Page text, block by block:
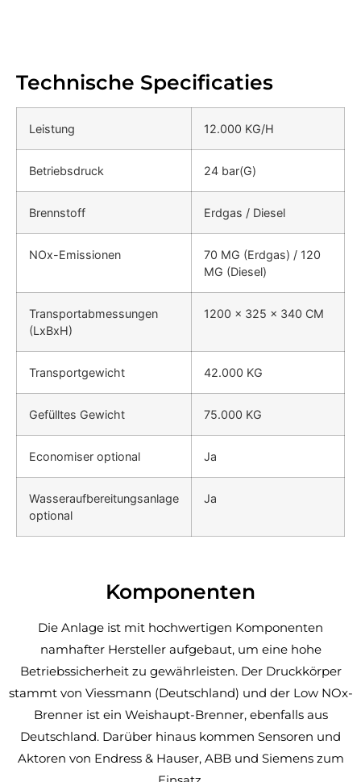
Technische Specificaties
Leistung 12.000 KG/H
Betriebsdruck 24 bar(G)
Brennstoff Erdgas / Diesel
NOx-Emissionen
70 MG (Erdgas) / 120
MG (Diesel)
Transportabmessungen
(LxBxH)
1200 x 325 x 340 CM
Transportgewicht 42.000 KG
Gefülltes Gewicht 75.000 KG
Economiser optional Ja
Wasseraufbereitungsanlage
optional
Ja
Komponenten
Die Anlage ist mit hochwertigen Komponenten
namhafter Hersteller aufgebaut, um eine hohe
Betriebssicherheit zu gewährleisten. Der Druckkörper
stammt von Viessmann (Deutschland) und der Low NOx-
Brenner ist ein Weishaupt-Brenner, ebenfalls aus
Deutschland. Darüber hinaus kommen Sensoren und
Aktoren von Endress & Hauser, ABB und Siemens zum